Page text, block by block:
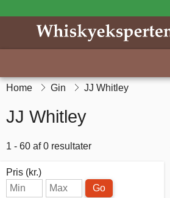
Home Gin JJ Whitley
JJ Whitley
1 - 60 af 0 resultater
Pris (kr.)
Go